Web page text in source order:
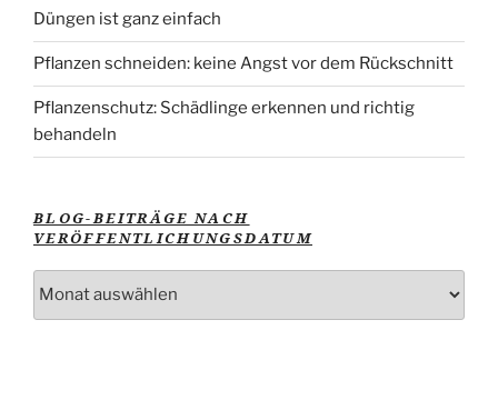
Düngen ist ganz einfach
Pflanzen schneiden: keine Angst vor dem Rückschnitt
Pflanzenschutz: Schädlinge erkennen und richtig
behandeln
BLOG-BEITRÄGE NACH
VERÖFFENTLICHUNGSDATUM